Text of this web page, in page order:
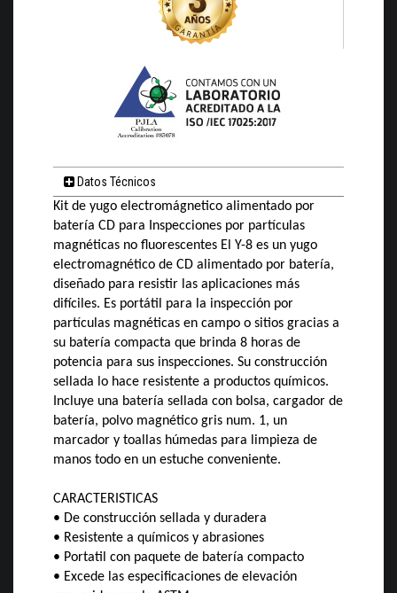
Datos Técnicos
Kit de yugo electromágnetico alimentado por
batería CD para Inspecciones por partículas
magnéticas no fluorescentes El Y-8 es un yugo
electromagnético de CD alimentado por batería,
diseñado para resistir las aplicaciones más
difíciles. Es portátil para la inspección por
partículas magnéticas en campo o sitios gracias a
su batería compacta que brinda 8 horas de
potencia para sus inspecciones. Su construcción
sellada lo hace resistente a productos químicos.
Incluye una batería sellada con bolsa, cargador de
batería, polvo magnético gris num. 1, un
marcador y toallas húmedas para limpieza de
manos todo en un estuche conveniente.
CARACTERISTICAS
• De construcción sellada y duradera
• Resistente a químicos y abrasiones
• Portatil con paquete de batería compacto
• Excede las especificaciones de elevación